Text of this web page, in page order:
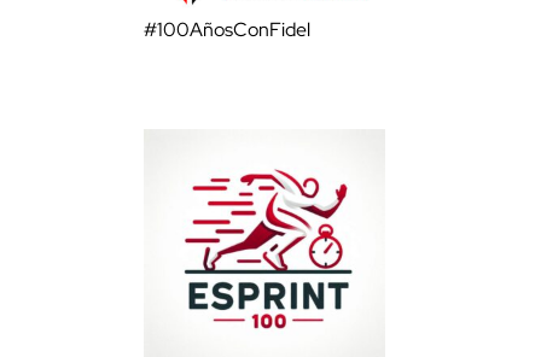
#100AñosConFidel